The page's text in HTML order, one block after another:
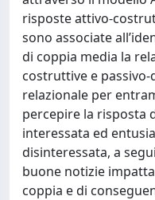
risposte attivo-
sono associate
di coppia media la
costruttive e
relazionale per
percepire la risposta
interessata ed
disinteressata, a
buone notizie
coppia e di